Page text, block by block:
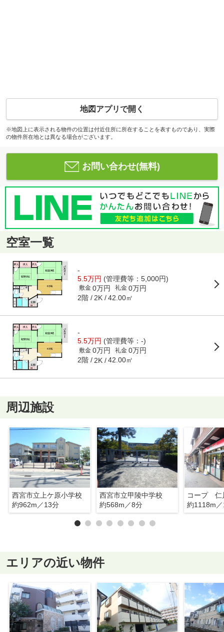
地図アプリで開く
※地図上に表示される物件の位置は付近住所に所在することを表すものであり、実際
の物件所在地とは異なる場合がございます。
お問い合わせ(無料)
空室一覧
-
5.5万円 (管理費等：5,000円)
敷金 0万円 礼金 0万円
2階 2K 42.00㎡
-
5.5万円 (管理費等：-)
敷金 0万円 礼金 0万円
2階 2K 42.00㎡
周辺施設
西宮市立上ケ原小学校
約962m／13分
西宮市立甲陵中学校
約568m／8分
コープ 仁
約1118m
エリアの近い物件